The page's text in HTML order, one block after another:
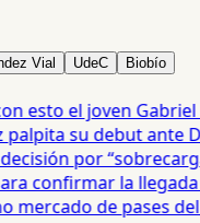
Vial UdeC Biobío
el joven Gabriel
su debut ante
por
confirmar la llegada
de pases del